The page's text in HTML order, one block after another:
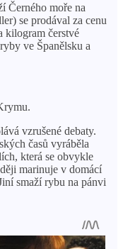
Černého moře na
se prodával za cenu
kilogram čerstvé
ve Španělsku a
vzrušené debaty.
časů vyráběla
která se obvykle
marinuje v domácí
smaží rybu na pánvi